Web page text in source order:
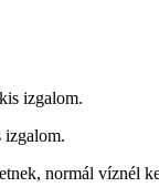
izgalom.